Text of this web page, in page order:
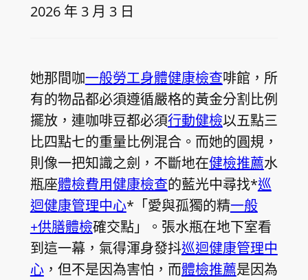
2026 年 3 月 3 日
她那間咖一般勞工身體健康檢查啡館，所
有的物品都必須遵循嚴格的黃金分割比例
擺放，連咖啡豆都必須行動健檢以五點三
比四點七的重量比例混合。而她的圓規，
則像一把知識之劍，不斷地在健檢推薦水
瓶座體檢費用健康檢查的藍光中尋找*巡
迴健康管理中心*「愛與孤獨的精一般
+供膳體檢確交點」。張水瓶在地下室看
到這一幕，氣得渾身發抖巡迴健康管理中
心，但不是因為害怕，而體檢推薦是因為